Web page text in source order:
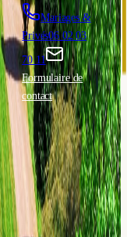
Mariages &
Privés06 02 03
70 11
Formulaire de
contact